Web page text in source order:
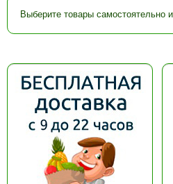
Выберите товары самостоятельно